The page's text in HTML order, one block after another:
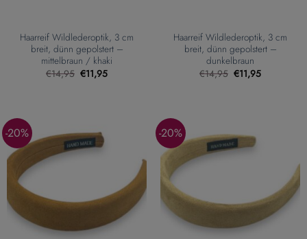
Haarreif Wildlederoptik, 3 cm
breit, dünn gepolstert –
mittelbraun / khaki
€14,95 Ursprünglicher
Preis
€11,95Aktueller
Haarreif Wildlederoptik, 3 cm
breit, dünn gepolstert –
dunkelbraun
€14,95 Ursprünglicher
Preis
€11,95Aktueller
-20% -20%